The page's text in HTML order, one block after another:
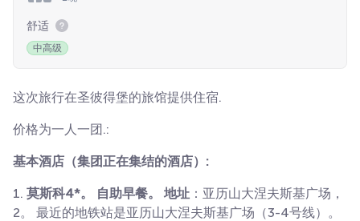
舒适
中高级
这次旅行在圣彼得堡的旅馆提供住宿.
价格为一人一团.:
基本酒店（集团正在集结的酒店）:
1. 莫斯科4*。 自助早餐。 地址 ：亚历山大涅夫斯基广场，
2。 最近的地铁站是亚历山大涅夫斯基广场（3-4号线）。